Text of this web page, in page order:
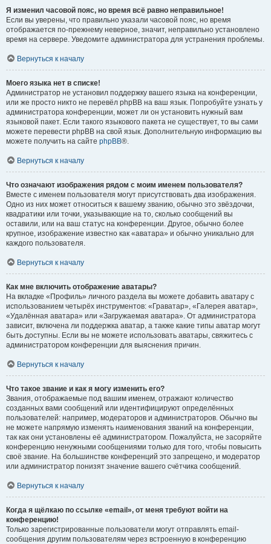
Я изменил часовой пояс, но время всё равно неправильное!
Если вы уверены, что правильно указали часовой пояс, но время
отображается по-прежнему неверное, значит, неправильно установлено
время на сервере. Уведомите администратора для устранения проблемы.
Вернуться к началу
Моего языка нет в списке!
Администратор не установил поддержку вашего языка на конференции,
или же просто никто не перевёл phpBB на ваш язык. Попробуйте узнать у
администратора конференции, может ли он установить нужный вам
языковой пакет. Если такого языкового пакета не существует, то вы сами
можете перевести phpBB на свой язык. Дополнительную информацию вы
можете получить на сайте phpBB®.
Вернуться к началу
Что означают изображения рядом с моим именем пользователя?
Вместе с именем пользователя могут присутствовать два изображения.
Одно из них может относиться к вашему званию, обычно это звёздочки,
квадратики или точки, указывающие на то, сколько сообщений вы
оставили, или на ваш статус на конференции. Другое, обычно более
крупное, изображение известно как «аватара» и обычно уникально для
каждого пользователя.
Вернуться к началу
Как мне включить отображение аватары?
На вкладке «Профиль» личного раздела вы можете добавить аватару с
использованием четырёх инструментов: «Граватар», «Галерея аватар»,
«Удалённая аватара» или «Загружаемая аватара». От администратора
зависит, включена ли поддержка аватар, а также какие типы аватар могут
быть доступны. Если вы не можете использовать аватары, свяжитесь с
администратором конференции для выяснения причин.
Вернуться к началу
Что такое звание и как я могу изменить его?
Звания, отображаемые под вашим именем, отражают количество
созданных вами сообщений или идентифицируют определённых
пользователей: например, модераторов и администраторов. Обычно вы
не можете напрямую изменять наименования званий на конференции,
так как они установлены её администратором. Пожалуйста, не засоряйте
конференцию ненужными сообщениями только для того, чтобы повысить
своё звание. На большинстве конференций это запрещено, и модератор
или администратор понизят значение вашего счётчика сообщений.
Вернуться к началу
Когда я щёлкаю по ссылке «email», от меня требуют войти на
конференцию!
Только зарегистрированные пользователи могут отправлять email-
сообщения другим пользователям через встроенную в конференцию